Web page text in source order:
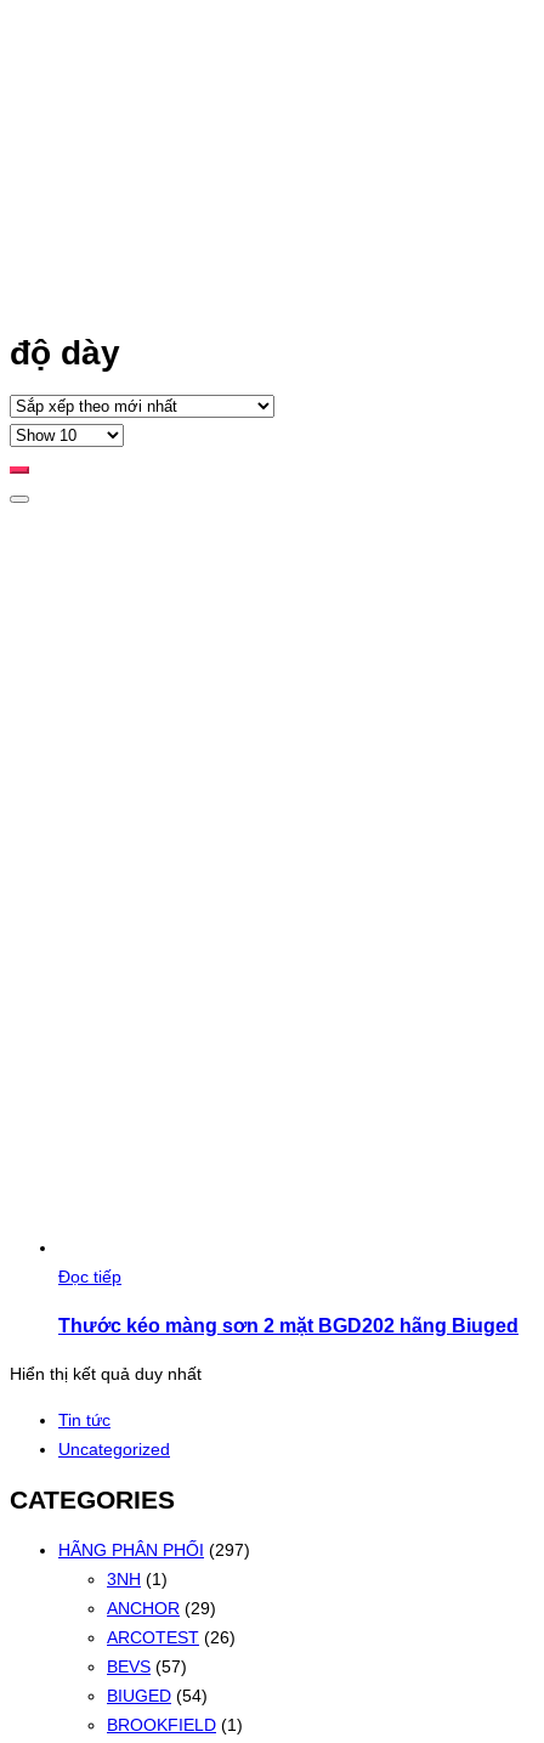
độ dày
Đọc tiếp
Thước kéo màng sơn 2 mặt BGD202 hãng Biuged
Hiển thị kết quả duy nhất
Tin tức
Uncategorized
CATEGORIES
HÃNG PHÂN PHỐI (297)
3NH (1)
ANCHOR (29)
ARCOTEST (26)
BEVS (57)
BIUGED (54)
BROOKFIELD (1)